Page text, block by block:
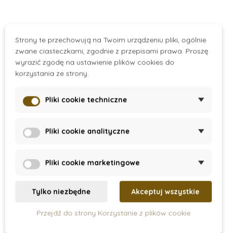
On Request
obustronny
247 zł
Pokaz
Strony te przechowują na Twoim urządzeniu pliki, ogólnie
zwane ciasteczkami, zgodnie z przepisami prawa. Proszę
wyrazić zgodę na ustawienie plików cookies do
korzystania ze strony.
Pliki cookie techniczne
Pliki cookie analityczne
Pliki cookie marketingowe
Tylko niezbędne Akceptuj wszystkie
Przejdź do strony Korzystanie z plików cookie